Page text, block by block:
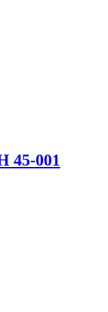
45-001